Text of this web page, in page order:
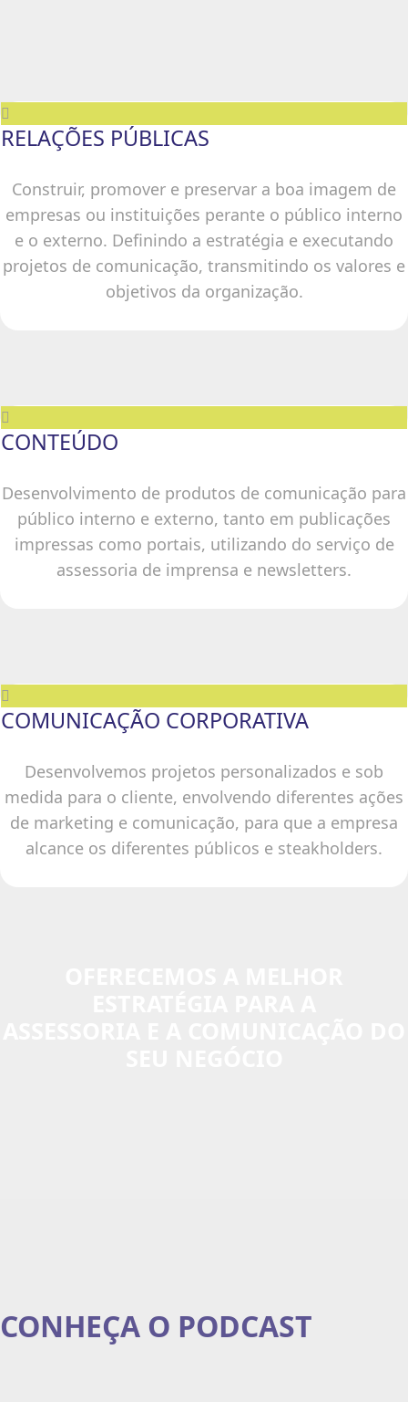
RELAÇÕES PÚBLICAS
Construir, promover e preservar a boa imagem de
empresas ou instituições perante o público interno
e o externo. Definindo a estratégia e executando
projetos de comunicação, transmitindo os valores e
objetivos da organização.
CONTEÚDO
Desenvolvimento de produtos de comunicação para
público interno e externo, tanto em publicações
impressas como portais, utilizando do serviço de
assessoria de imprensa e newsletters.
COMUNICAÇÃO CORPORATIVA
Desenvolvemos projetos personalizados e sob
medida para o cliente, envolvendo diferentes ações
de marketing e comunicação, para que a empresa
alcance os diferentes públicos e steakholders.
CONHEÇA O PODCAST